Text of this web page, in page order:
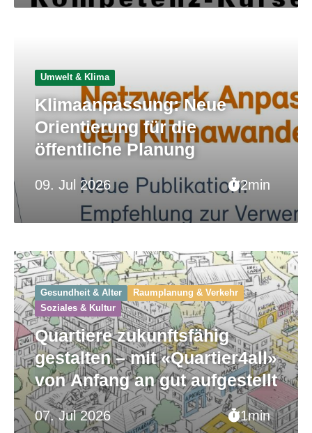
09. Jul 2026 2min
Umwelt & Klima
Klimaanpassung: Neue
Orientierung für die
öffentliche Planung
07. Jul 2026 1min
Gesundheit & Alter
Raumplanung & Verkehr
Soziales & Kultur
Quartiere zukunftsfähig
gestalten – mit «Quartier4all»
von Anfang an gut aufgestellt